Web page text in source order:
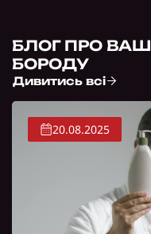
БЛОГ ПРО
БОРОДУ
Дивитись всі
20.08.2025